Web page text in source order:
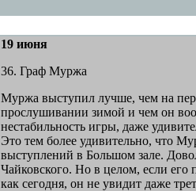
19 июня
36. Граф Муржа
Муржа выступил лучше, чем на
прослушивании зимой и чем он
нестабильность игры, даже
Это тем более удивительно, что
выступлений в Большом зале.
Чайковского. Но в целом, если его
как сегодня, он не увидит даже